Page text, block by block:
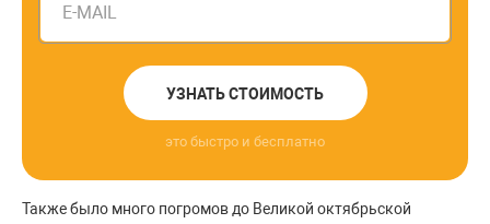
E-MAIL
УЗНАТЬ СТОИМОСТЬ
это быстро и бесплатно
Также было много погромов до Великой октябрьской